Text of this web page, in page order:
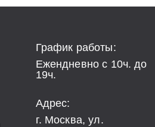
График работы:
Ежендневно с 10ч. до
19ч.
Адрес:
г. Москва, ул.